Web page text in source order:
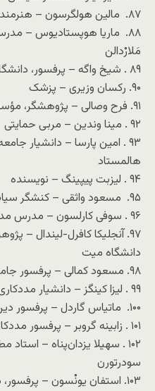
۸۷. مالین هولگرسون – هنرمند و تهیه‌کنندهٔ فرهنگی
۸۸. ماریا هوپستادیوس –
مَلارْدالن
۸۹ . شیخ واگه – پرفسور، دانشگاه سودرتورن
۹۰. رکسان وزیری – پزشک
۹۱. فرح وصالی – پژوهشگر، مؤسسه کارولینسکا
۹۲ . مینا وندین – مربی حمایتی
۹۳ . امین پارسا – دانشیار
هالمستاد
۹۴ . لیزبت پیپینگ – نویسنده
۹۵. مسعود واثقی – کنشگر سیاسی
۹۶ . سوفی کارلسون – مدرس مددکاری اجتماعی، دانشگاه میت
۹۷. آنجلیکا کافرل-لیندال –
دانشگاه میت
۹۸. مسعود کمالی – پرفسور جامعه‌شناسی و مددکار اجتماعی
۹۹ . لیزا کینگز – دانشیار مددکاری اجتماعی، دانشگاه سودرتورن
۱۰۰. ماتیاس گاردل – پرفسور دین‌پژوهی تطبیقی، دانشگاه اوپسالا
۱۰۱ . زابینه گروبر – پرفسور مددکاری اجتماعی، دانشگاه میت
۱۰۲ . سهیلا یزدان‌پناه –
سودرتورن
۱۰۳. استفان یونْسون – پرفسور، دانشگاه لینشوپینگ